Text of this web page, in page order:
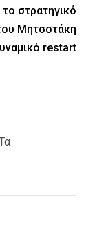
το στρατηγικό
Μητσοτάκη
restart